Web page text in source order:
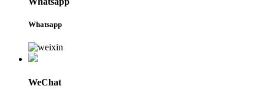
Whatsapp
WeChat